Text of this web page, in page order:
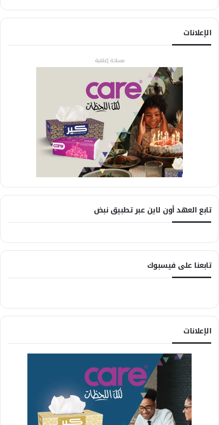
الإعلانات
مساحة إعلانية
تابع العهد أون لاين عبر تطبيق نبض
تابعنا على فيسبوك
الإعلانات